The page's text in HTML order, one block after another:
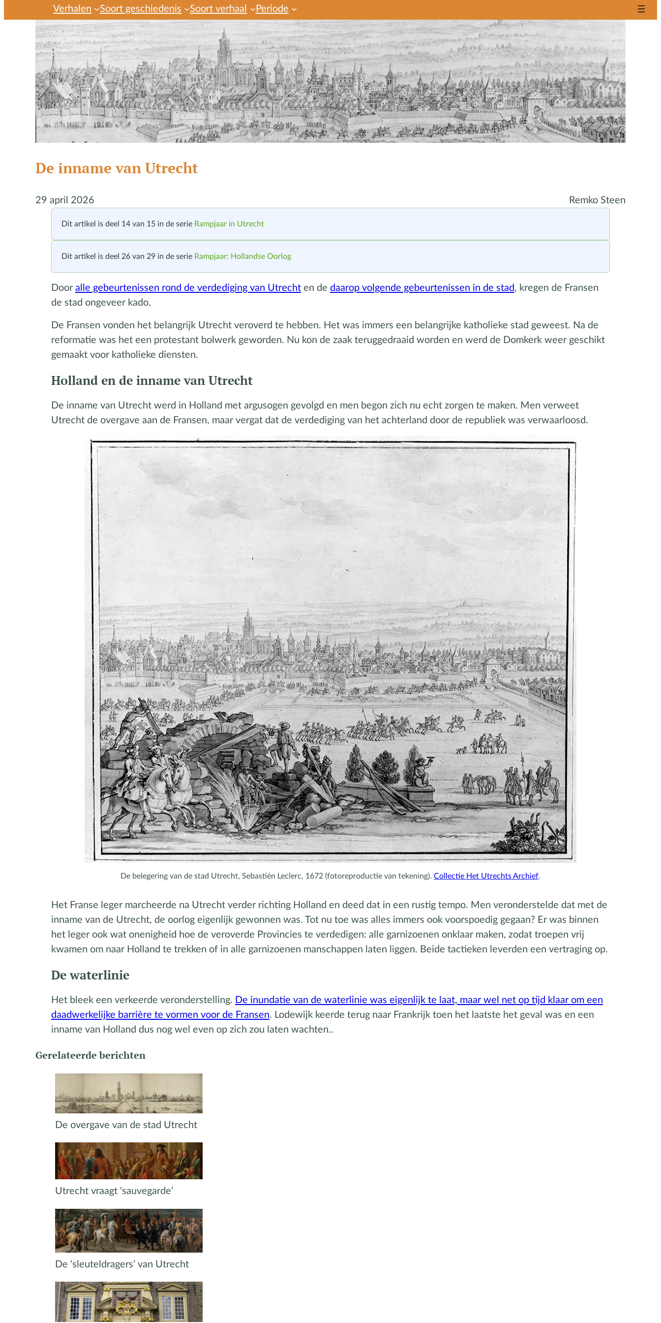
Verhalen Soort geschiedenis Soort verhaal Periode
De inname van Utrecht
29 april 2026 Remko Steen
Dit artikel is deel 14 van 15 in de serie Rampjaar in Utrecht
Dit artikel is deel 26 van 29 in de serie Rampjaar: Hollandse Oorlog
Door alle gebeurtenissen rond de verdediging van Utrecht en de daarop volgende gebeurtenissen in de stad , kregen de Fransen
de stad ongeveer kado.
De Fransen vonden het belangrijk Utrecht veroverd te hebben. Het was immers een belangrijke katholieke stad geweest. Na de
reformatie was het een protestant bolwerk geworden. Nu kon de zaak teruggedraaid worden en werd de Domkerk weer geschikt
gemaakt voor katholieke diensten.
Holland en de inname van Utrecht
De inname van Utrecht werd in Holland met argusogen gevolgd en men begon zich nu echt zorgen te maken. Men verweet
Utrecht de overgave aan de Fransen, maar vergat dat de verdediging van het achterland door de republiek was verwaarloosd.
De belegering van de stad Utrecht, Sebastién Leclerc, 1672 (fotoreproductie van tekening). Collectie Het Utrechts Archief.
Het Franse leger marcheerde na Utrecht verder richting Holland en deed dat in een rustig tempo. Men veronderstelde dat met de
inname van de Utrecht, de oorlog eigenlijk gewonnen was. Tot nu toe was alles immers ook voorspoedig gegaan? Er was binnen
het leger ook wat onenigheid hoe de veroverde Provincies te verdedigen: alle garnizoenen onklaar maken, zodat troepen vrij
kwamen om naar Holland te trekken of in alle garnizoenen manschappen laten liggen. Beide tactieken leverden een vertraging op.
De waterlinie
Het bleek een verkeerde veronderstelling. De inundatie van de waterlinie was eigenlijk te laat, maar wel net op tijd klaar om een
daadwerkelijke barrière te vormen voor de Fransen. Lodewijk keerde terug naar Frankrijk toen het laatste het geval was en een
inname van Holland dus nog wel even op zich zou laten wachten..
Gerelateerde berichten
De overgave van de stad Utrecht
Utrecht vraagt ‘sauvegarde’
De ‘sleuteldragers’ van Utrecht